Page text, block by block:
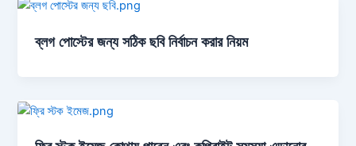
ব্লগ পোস্টের জন্য সঠিক ছবি নির্বাচন করার নিয়ম